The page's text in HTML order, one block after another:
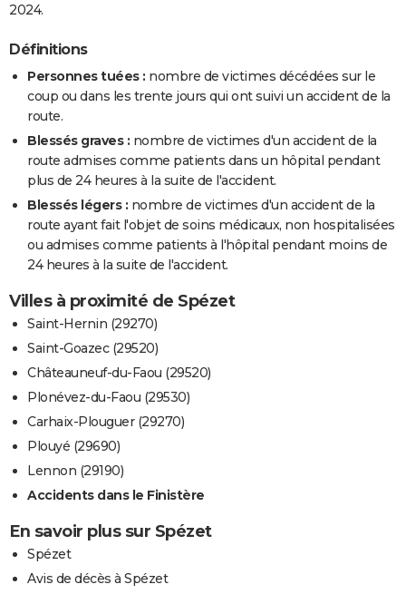
2024.
Définitions
Personnes tuées : nombre de victimes décédées sur le
coup ou dans les trente jours qui ont suivi un accident de la
route.
Blessés graves : nombre de victimes d'un accident de la
route admises comme patients dans un hôpital pendant
plus de 24 heures à la suite de l'accident.
Blessés légers : nombre de victimes d'un accident de la
route ayant fait l'objet de soins médicaux, non hospitalisées
ou admises comme patients à l'hôpital pendant moins de
24 heures à la suite de l'accident.
Villes à proximité de Spézet
Saint-Hernin (29270)
Saint-Goazec (29520)
Châteauneuf-du-Faou (29520)
Plonévez-du-Faou (29530)
Carhaix-Plouguer (29270)
Plouyé (29690)
Lennon (29190)
Accidents dans le Finistère
En savoir plus sur Spézet
Spézet
Avis de décès à Spézet